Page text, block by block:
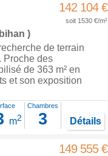
142 104 €
soit 1530 €/m²
)
de terrain
Proche des
de 363 m² en
et son exposition
m2
Chambres
3 Détails
149 555 €